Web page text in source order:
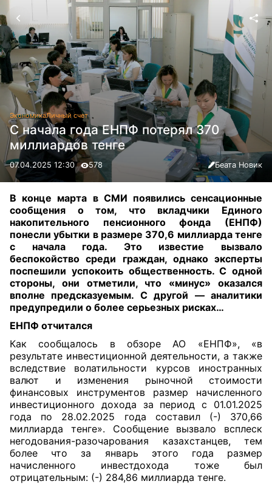
ЭкономикаЛичный счет
С начала года ЕНПФ потерял 370
миллиардов тенге
07.04.2025 12:30 578 Беата Новик
В конце марта в СМИ появились сенсационные
сообщения о том, что вкладчики Единого
накопительного пенсионного фонда (ЕНПФ)
понесли убытки в размере 370,6 миллиарда тенге
с начала года. Это известие вызвало
беспокойство среди граждан, однако эксперты
поспешили успокоить общественность. С одной
стороны, они отметили, что «минус» оказался
вполне предсказуемым. С другой — аналитики
предупредили о более серьезных рисках…
ЕНПФ отчитался
Как сообщалось в обзоре АО «ЕНПФ», «в
результате инвестиционной деятельности, а также
вследствие волатильности курсов иностранных
валют и изменения рыночной стоимости
финансовых инструментов размер начисленного
инвестиционного дохода за период с 01.01.2025
года по 28.02.2025 года составил (-) 370,66
миллиарда тенге». Сообщение вызвало всплеск
негодования-разочарования казахстанцев, тем
более что за январь этого года размер
начисленного инвестдохода тоже был
отрицательным: (-) 284,86 миллиарда тенге.